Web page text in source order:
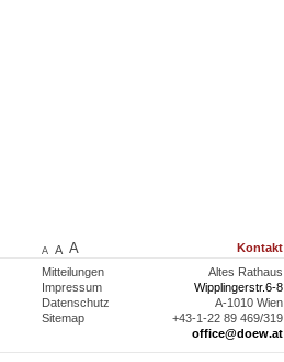
A A A Kontakt
Mitteilungen
Impressum
Datenschutz
Sitemap
Altes Rathaus
Wipplingerstr.6-8
A-1010 Wien
+43-1-22 89 469/319
office@doew.at